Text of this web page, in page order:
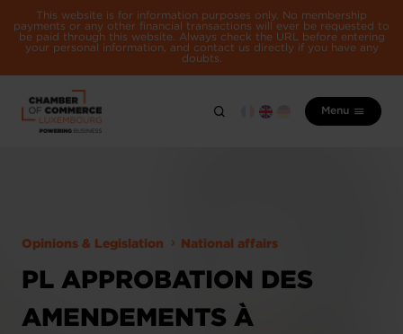
This website is for information purposes only. No membership
payments or any other financial transactions will ever be requested to
be paid through this website. Always check the URL before entering
your personal information, and contact us directly if you have any
doubts.
Menu
Opinions & Legislation National affairs
PL APPROBATION DES
AMENDEMENTS À